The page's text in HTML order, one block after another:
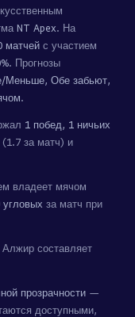
NT Apex. На
матчей с участием
. Прогнозы
Меньше, Обе забьют,
.
1 побед, 1 ничьих
(1.7 за матч) и
владеет мячом
угловых за матч при
составляет
прозрачности —
доступными,